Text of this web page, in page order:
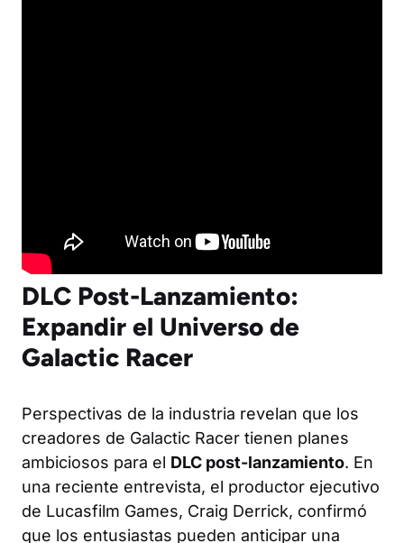
DLC Post-Lanzamiento:
Expandir el Universo de
Galactic Racer
Perspectivas de la industria revelan que los
creadores de Galactic Racer tienen planes
ambiciosos para el DLC post-lanzamiento. En
una reciente entrevista, el productor ejecutivo
de Lucasfilm Games, Craig Derrick, confirmó
que los entusiastas pueden anticipar una